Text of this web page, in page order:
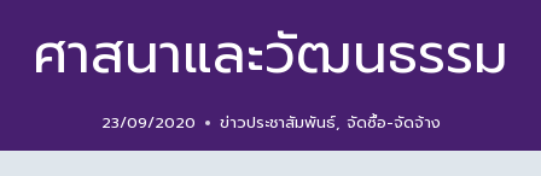
ศาสนาและวัฒนธรรม
23/09/2020 ข่าวประชาสัมพันธ์, จัดซื้อ-จัดจ้าง